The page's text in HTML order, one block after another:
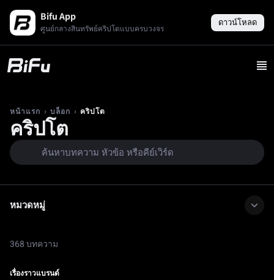
Bifu App
ศูนย์กลางสินทรัพย์คริปโตแบบครบวงจร
ดาวน์โหลด
หน้าแรก › บล็อก › คริปโต
คริปโต
หมวดหมู่
368 บทความ
เรื่องราวแบรนด์